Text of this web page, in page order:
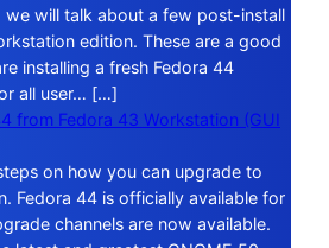
we will talk about a few post-install
edition. These are a good
installing a fresh Fedora 44
all user… […]
from Fedora 43 Workstation (GUI
on how you can upgrade to
Fedora 44 is officially available for
channels are now available.